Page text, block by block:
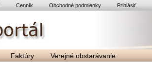
Cenník Obchodné podmienky Prihlásiť
Faktúry Verejné obstarávanie